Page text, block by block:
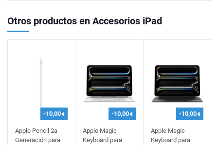
Otros productos en Accesorios iPad
-10,00€
Apple Pencil 2a
Generación para
-10,00€
Apple Magic
Keyboard para
-10,00€
Apple Magic
Keyboard para